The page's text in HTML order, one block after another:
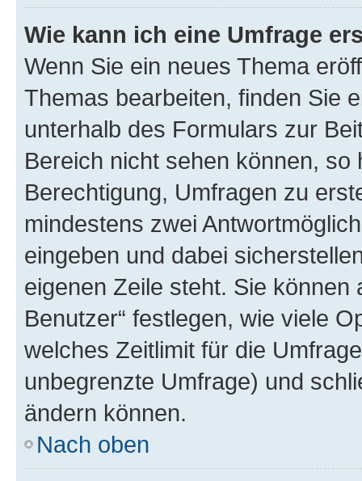
Wie kann ich eine Umfrage
Wenn Sie ein neues Thema
Themas bearbeiten, finden Sie
unterhalb des Formulars zur
Bereich nicht sehen können,
Berechtigung, Umfragen zu
mindestens zwei
eingeben und dabei
eigenen Zeile steht. Sie können
Benutzer“ festlegen, wie viele
welches Zeitlimit für die
unbegrenzte Umfrage) und
ändern können.
Nach oben